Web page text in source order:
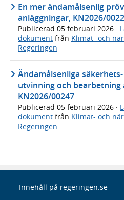
En mer ändamålsenlig
anläggningar, KN2026/
Publicerad 05 februari 2026 ·
dokument från Klimat- och
Regeringen
Ändamålsenliga
utvinning och bearbetning
KN2026/00247
Publicerad 05 februari 2026 ·
dokument från Klimat- och
Regeringen
Innehåll på regeringen.se